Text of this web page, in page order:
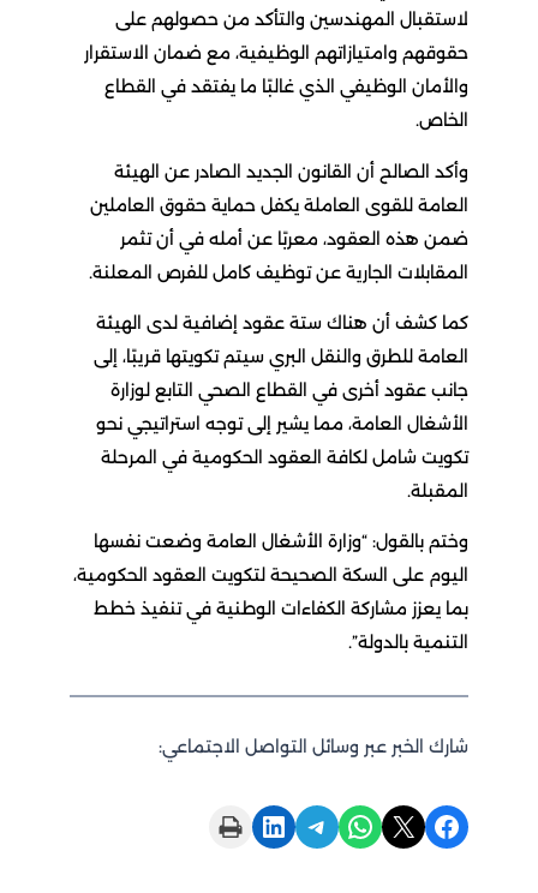
لاستقبال المهندسين والتأكد من حصولهم على
حقوقهم وامتيازاتهم الوظيفية، مع ضمان الاستقرار
والأمان الوظيفي الذي غالبًا ما يفتقد في القطاع
الخاص.
وأكد الصالح أن القانون الجديد الصادر عن الهيئة
العامة للقوى العاملة يكفل حماية حقوق العاملين
ضمن هذه العقود، معربًا عن أمله في أن تثمر
المقابلات الجارية عن توظيف كامل للفرص المعلنة.
كما كشف أن هناك ستة عقود إضافية لدى الهيئة
العامة للطرق والنقل البري سيتم تكويتها قريبًا، إلى
جانب عقود أخرى في القطاع الصحي التابع لوزارة
الأشغال العامة، مما يشير إلى توجه استراتيجي نحو
تكويت شامل لكافة العقود الحكومية في المرحلة
المقبلة.
وختم بالقول: “وزارة الأشغال العامة وضعت نفسها
اليوم على السكة الصحيحة لتكويت العقود الحكومية،
بما يعزز مشاركة الكفاءات الوطنية في تنفيذ خطط
التنمية بالدولة”.
شارك الخبر عبر وسائل التواصل الاجتماعي:
Share on Facebook
Share on X
Share on WhatsApp
Share on Telegram
Share on LinkedIn
Print this Page